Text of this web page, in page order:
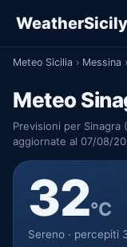
WeatherSicily
Meteo Sicilia › Messina ›
Meteo
Previsioni per Sinagra
aggiornate al 07/08/
32°C
Sereno · percepiti